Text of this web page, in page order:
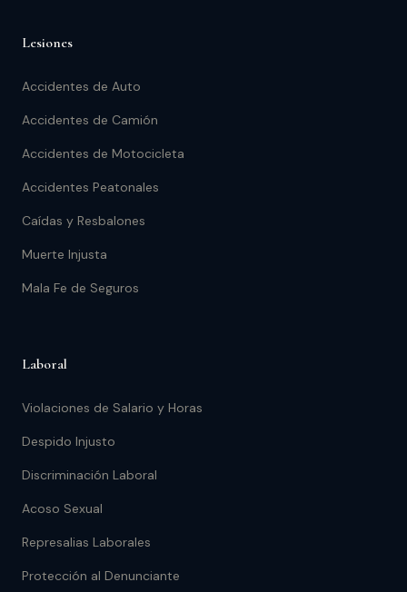
Lesiones
Accidentes de Auto
Accidentes de Camión
Accidentes de Motocicleta
Accidentes Peatonales
Caídas y Resbalones
Muerte Injusta
Mala Fe de Seguros
Laboral
Violaciones de Salario y Horas
Despido Injusto
Discriminación Laboral
Acoso Sexual
Represalias Laborales
Protección al Denunciante